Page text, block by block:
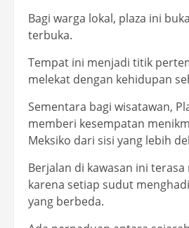
Bagi warga lokal, plaza ini
terbuka.
Tempat ini menjadi titik
melekat dengan kehidupan
Sementara bagi wisatawan,
memberi kesempatan
Meksiko dari sisi yang lebih
Berjalan di kawasan ini
karena setiap sudut
yang berbeda.